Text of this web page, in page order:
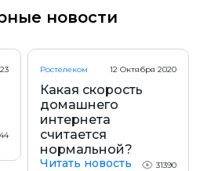
новости
Ростелеком 12 Октября 2020
Какая скорость
домашнего
интернета
считается
нормальной?
Читать новость 31390